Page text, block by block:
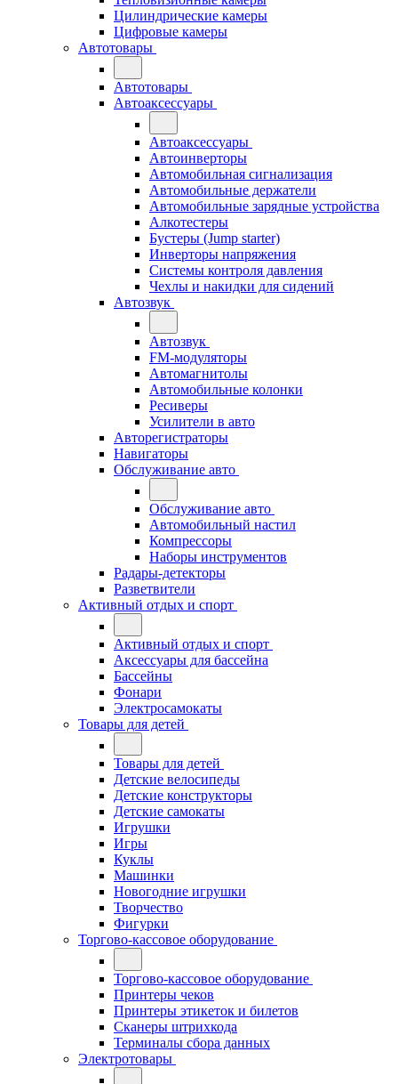
Цилиндрические камеры
Цифровые камеры
Автотовары
Автотовары
Автоаксессуары
Автоаксессуары
Автоинверторы
Автомобильная сигнализация
Автомобильные держатели
Автомобильные зарядные устройства
Алкотестеры
Бустеры (Jump starter)
Инверторы напряжения
Системы контроля давления
Чехлы и накидки для сидений
Автозвук
Автозвук
FM-модуляторы
Автомагнитолы
Автомобильные колонки
Ресиверы
Усилители в авто
Авторегистраторы
Навигаторы
Обслуживание авто
Обслуживание авто
Автомобильный настил
Компрессоры
Наборы инструментов
Радары-детекторы
Разветвители
Активный отдых и спорт
Активный отдых и спорт
Аксессуары для бассейна
Бассейны
Фонари
Электросамокаты
Товары для детей
Товары для детей
Детские велосипеды
Детские конструкторы
Детские самокаты
Игрушки
Игры
Куклы
Машинки
Новогодние игрушки
Творчество
Фигурки
Торгово-кассовое оборудование
Торгово-кассовое оборудование
Принтеры чеков
Принтеры этикеток и билетов
Сканеры штрихкода
Терминалы сбора данных
Электротовары